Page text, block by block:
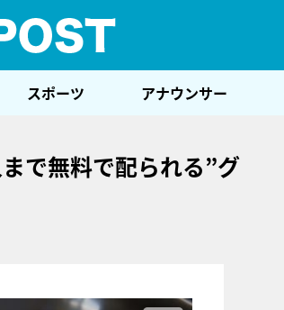
スポーツ アナウンサー
で無料で配られる”グ